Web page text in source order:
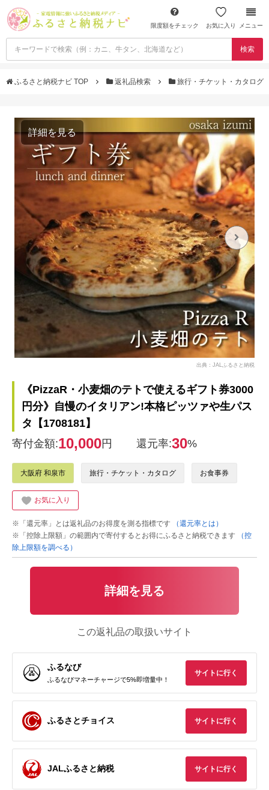
限度額をチェック お気に入り メニュー
検索
ふるさと納税ナビ TOP 返礼品検索 旅行・チケット・カタログ
詳細を見る
出典：JALふるさと納税
《PizzaR・小麦畑のテトで使えるギフト券3000
円分》自慢のイタリアン!本格ピッツァや生パス
タ【1708181】
寄付金額:10,000円 還元率:30%
大阪府 和泉市 旅行・チケット・カタログ お食事券
お気に入り
※「還元率」とは返礼品のお得度を測る指標です
（還元率とは）
※「控除上限額」の範囲内で寄付するとお得にふるさと納税できます
（控
除上限額を調べる）
詳細を見る
この返礼品の取扱いサイト
ふるなび
ふるなびマネーチャージで5%即増量中！
サイトに行く
ふるさとチョイス サイトに行く
JALふるさと納税 サイトに行く